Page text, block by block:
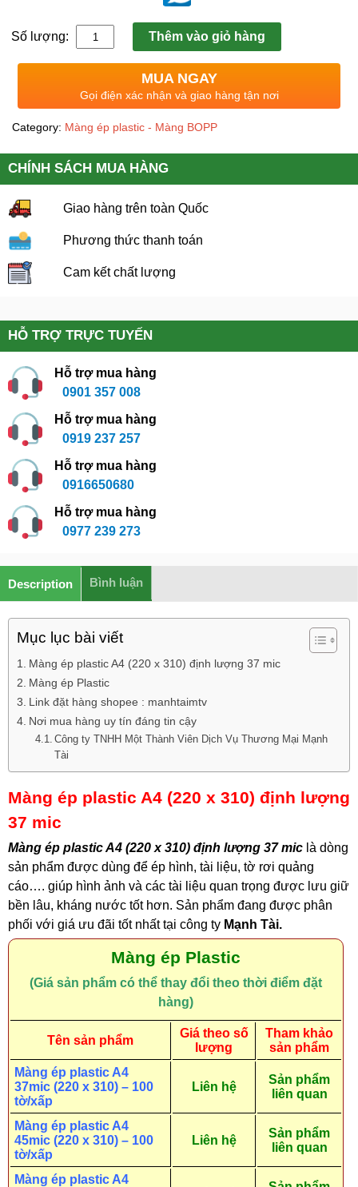
Số lượng: Thêm vào giỏ hàng
MUA NGAY
Gọi điện xác nhận và giao hàng tận nơi
Category: Màng ép plastic - Màng BOPP
CHÍNH SÁCH MUA HÀNG
Giao hàng trên toàn Quốc
Phương thức thanh toán
Cam kết chất lượng
HỖ TRỢ TRỰC TUYẾN
Hỗ trợ mua hàng
0901 357 008
Hỗ trợ mua hàng
0919 237 257
Hỗ trợ mua hàng
0916650680
Hỗ trợ mua hàng
0977 239 273
Description Bình luận
Mục lục bài viết
Màng ép plastic A4 (220 x 310) định lượng 37 mic
Màng ép Plastic
Link đặt hàng shopee : manhtaimtv
Nơi mua hàng uy tín đáng tin cậy
Công ty TNHH Một Thành Viên Dịch Vụ Thương Mại Mạnh
Tài
Màng ép plastic A4 (220 x 310) định lượng
37 mic
Màng ép plastic A4 (220 x 310) định lượng 37 mic là dòng
sản phẩm được dùng để ép hình, tài liệu, tờ rơi quảng
cáo…. giúp hình ảnh và các tài liệu quan trọng được lưu giữ
bền lâu, kháng nước tốt hơn. Sản phẩm đang được phân
phối với giá ưu đãi tốt nhất tại công ty Mạnh Tài.
Màng ép Plastic
(Giá sản phẩm có thể thay đổi theo thời điểm đặt
hàng)
Tên sản phẩm
Giá theo số
lượng
Tham khảo
sản phẩm
Màng ép plastic A4
37mic (220 x 310) – 100
tờ/xấp
Liên hệ
Sản phẩm
liên quan
Màng ép plastic A4
45mic (220 x 310) – 100
tờ/xấp
Liên hệ
Sản phẩm
liên quan
Màng ép plastic A4